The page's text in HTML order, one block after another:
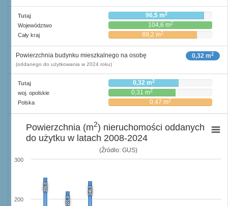
Tutaj 96,5 m2
Województwo 104,6 m2
Cały kraj 89,2 m2
0,32 m2
Powierzchnia budynku mieszkalnego na osobę
(oddanego do użytkowania w 2024 roku)
Tutaj 0,32 m2
woj. opolskie 0,31 m2
Polska 0,47 m2
(Źródło: GUS)
255,0
221,0
246,0
200
300
Powierzchnia (m2) nieruchomości oddanych
do użytku w latach 2008-2024